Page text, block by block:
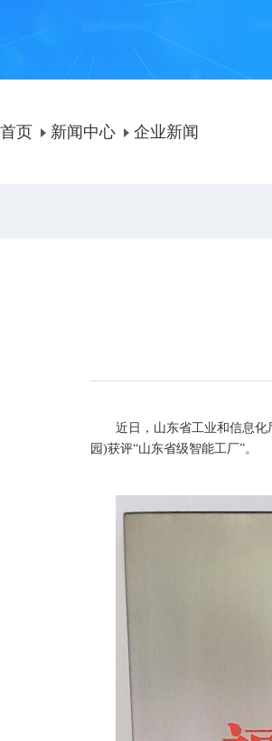
首页 新闻中心 企业新闻
近日，山东省工业和信息化厅
园)获评“山东省级智能工厂”。